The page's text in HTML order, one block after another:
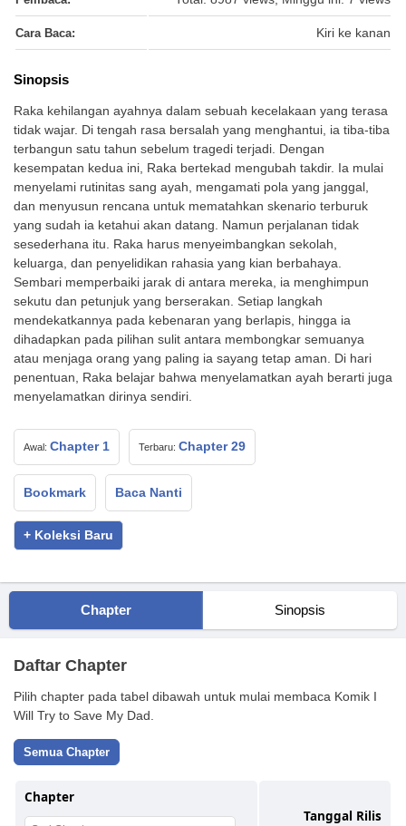
Cara Baca: Kiri ke kanan
Sinopsis
Raka kehilangan ayahnya dalam sebuah kecelakaan yang terasa
tidak wajar. Di tengah rasa bersalah yang menghantui, ia tiba-tiba
terbangun satu tahun sebelum tragedi terjadi. Dengan
kesempatan kedua ini, Raka bertekad mengubah takdir. Ia mulai
menyelami rutinitas sang ayah, mengamati pola yang janggal,
dan menyusun rencana untuk mematahkan skenario terburuk
yang sudah ia ketahui akan datang. Namun perjalanan tidak
sesederhana itu. Raka harus menyeimbangkan sekolah,
keluarga, dan penyelidikan rahasia yang kian berbahaya.
Sembari memperbaiki jarak di antara mereka, ia menghimpun
sekutu dan petunjuk yang berserakan. Setiap langkah
mendekatkannya pada kebenaran yang berlapis, hingga ia
dihadapkan pada pilihan sulit antara membongkar semuanya
atau menjaga orang yang paling ia sayang tetap aman. Di hari
penentuan, Raka belajar bahwa menyelamatkan ayah berarti juga
menyelamatkan dirinya sendiri.
Awal: Chapter 1 Terbaru: Chapter 29
Bookmark Baca Nanti
+ Koleksi Baru
Chapter Sinopsis
Daftar Chapter
Pilih chapter pada tabel dibawah untuk mulai membaca Komik I
Will Try to Save My Dad.
Semua Chapter
Chapter
Tanggal Rilis